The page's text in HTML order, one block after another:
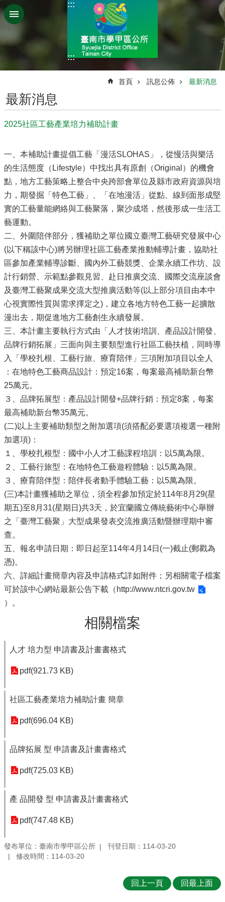
跳到主要內容區塊
:::
:::
首頁 訊息公佈 最新消息
最新消息
2025社區工藝產業培力補助計畫
一、本補助計畫提倡工藝「漫活SLOHAS」，從慢活與樂活
的生活態度（Lifestyle）中找出具有原創（Original）的機會
點，地方工藝策略上整合中央跨部會單位及縣市政府資源與培
力，期發掘「特色工藝」、「在地漫活」從點、線到面形成堅
實的工藝量能網絡與工藝聚落，聚沙成塔，然後形成一生活工
藝運動。
二、外圍陪伴部分，獲補助之單位國立臺灣工藝研究發展中心
(以下稱該中心)將另辦理社區工藝產業推動輔導計畫，協助社
區參加產業輔導診斷、國內外工藝競獎、企業永續工作坊、設
計行銷營、示範點參觀見習、赴日推廣交流、國際交流座談會
及臺灣工藝聚成果交流大型推廣活動等(以上部分項目由本中
心視實際性質與需求擇定之)，建立各地方特色工藝一起擴散
漫出去，期促進地方工藝創生永續發展。
三、本計畫主要執行方式由「人才技術培訓、產品設計開發、
品牌行銷拓展」三面向與主要類型進行社區工藝扶植，同時導
入「學校扎根、工藝行旅、療育陪伴」三項附加項目以全人
：在地特色工藝商品設計：預定16案，每案最高補助新台幣
25萬元。
３、品牌拓展型：產品設計開發+品牌行銷：預定8案，每案
最高補助新台幣35萬元。
(二)以上主要補助類型之附加選項(須搭配必要選項複選一種附
加選項)：
１、學校扎根型：國中小人才工藝課程培訓：以5萬為限。
２、工藝行旅型：在地特色工藝遊程體驗：以5萬為限。
３、療育陪伴型：陪伴長者動手體驗工藝：以5萬為限。
(三)本計畫獲補助之單位，須全程參加預定於114年8月29(星
期五)至8月31(星期日)共3天，於宜蘭國立傳統藝術中心舉辦
之「臺灣工藝聚」大型成果發表交流推廣活動暨辦理期中審
查。
五、報名申請日期：即日起至114年4月14日(一)截止(郵戳為
憑)。
六、詳細計畫簡章內容及申請格式詳如附件；另相關電子檔案
可於該中心網站最新公告下載（ http://www.ntcri.gov.tw
）。
相關檔案
人才 培力型 申請書及計畫書格式
pdf(921.73 KB)
社區工藝產業培力補助計畫 簡章
pdf(696.04 KB)
品牌拓展 型 申請書及計畫書格式
pdf(725.03 KB)
產 品開發 型 申請書及計畫書格式
pdf(747.48 KB)
發布單位：臺南市學甲區公所
刊登日期：114-03-20
修改時間：114-03-20
回上一頁 回最上面